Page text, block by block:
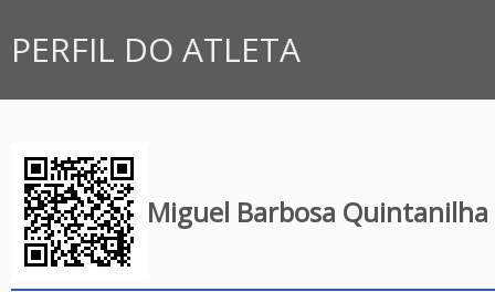
PERFIL DO ATLETA
Miguel Barbosa Quintanilha